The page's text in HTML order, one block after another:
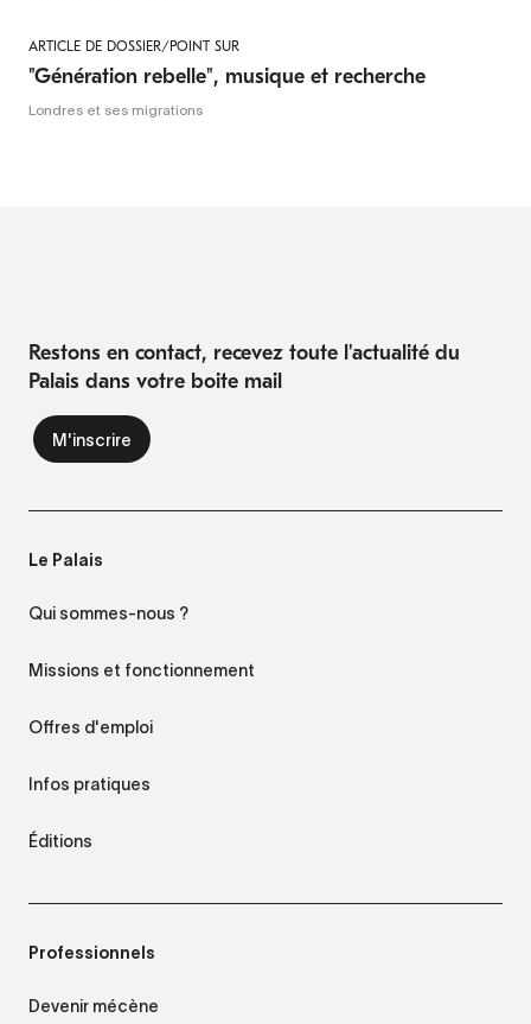
ARTICLE DE DOSSIER/POINT SUR
"Génération rebelle", musique et recherche
Londres et ses migrations
Restons en contact, recevez toute l'actualité du
Palais dans votre boite mail
Le Palais
Qui sommes-nous ?
Missions et fonctionnement
Offres d'emploi
Infos pratiques
Éditions
Professionnels
Devenir mécène